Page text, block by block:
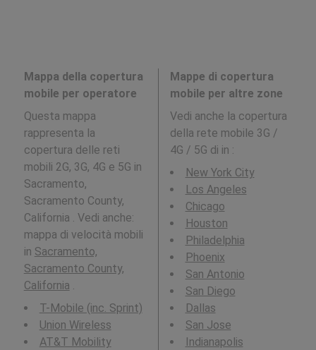
Mappa della copertura
mobile per operatore
Questa mappa
rappresenta la
copertura delle reti
mobili 2G, 3G, 4G e 5G in
Sacramento,
Sacramento County,
California . Vedi anche:
mappa di velocità mobili
in Sacramento,
Sacramento County,
California .
T-Mobile (inc. Sprint)
Union Wireless
AT&T Mobility
Mappe di copertura
mobile per altre zone
Vedi anche la copertura
della rete mobile 3G /
4G / 5G di in :
New York City
Los Angeles
Chicago
Houston
Philadelphia
Phoenix
San Antonio
San Diego
Dallas
San Jose
Indianapolis